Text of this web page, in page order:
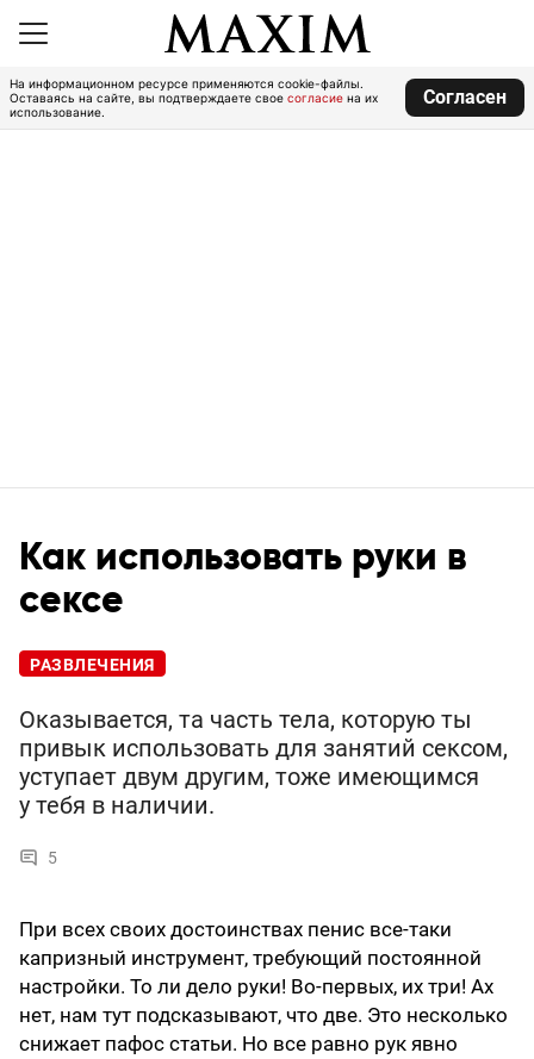
На информационном ресурсе применяются cookie-файлы.
Оставаясь на сайте, вы подтверждаете свое согласие на их
использование.
Согласен
Как использовать руки в
сексе
РАЗВЛЕЧЕНИЯ
Оказывается, та часть тела, которую ты
привык использовать для занятий сексом,
уступает двум другим, тоже имеющимся
у тебя в наличии.
5
При всех своих достоинствах пенис все-таки
капризный инструмент, требующий постоянной
настройки. То ли дело руки! Во-первых, их три! Ах
нет, нам тут подсказывают, что две. Это несколько
снижает пафос статьи. Но все равно рук явно